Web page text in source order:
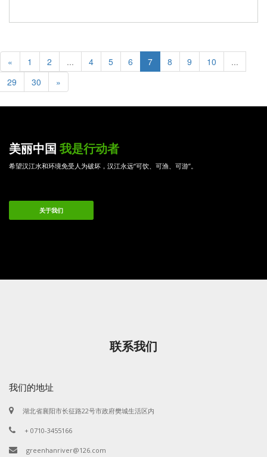
« 1 2 ... 4 5 6 7 8 9 10
...
29
30 »
美丽中国 我是行动者
希望汉江水和环境免受人为破坏，汉江永远“可饮、可渔、可游”。
关于我们
联系我们
我们的地址
湖北省襄阳市长征路22号市政府樊城生活区内
+ 0710-3455166
greenhanriver@126.com